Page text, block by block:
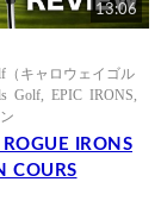
13:06
（キャロウェイゴル
Golf EPIC IRONS
IRONS
COURS